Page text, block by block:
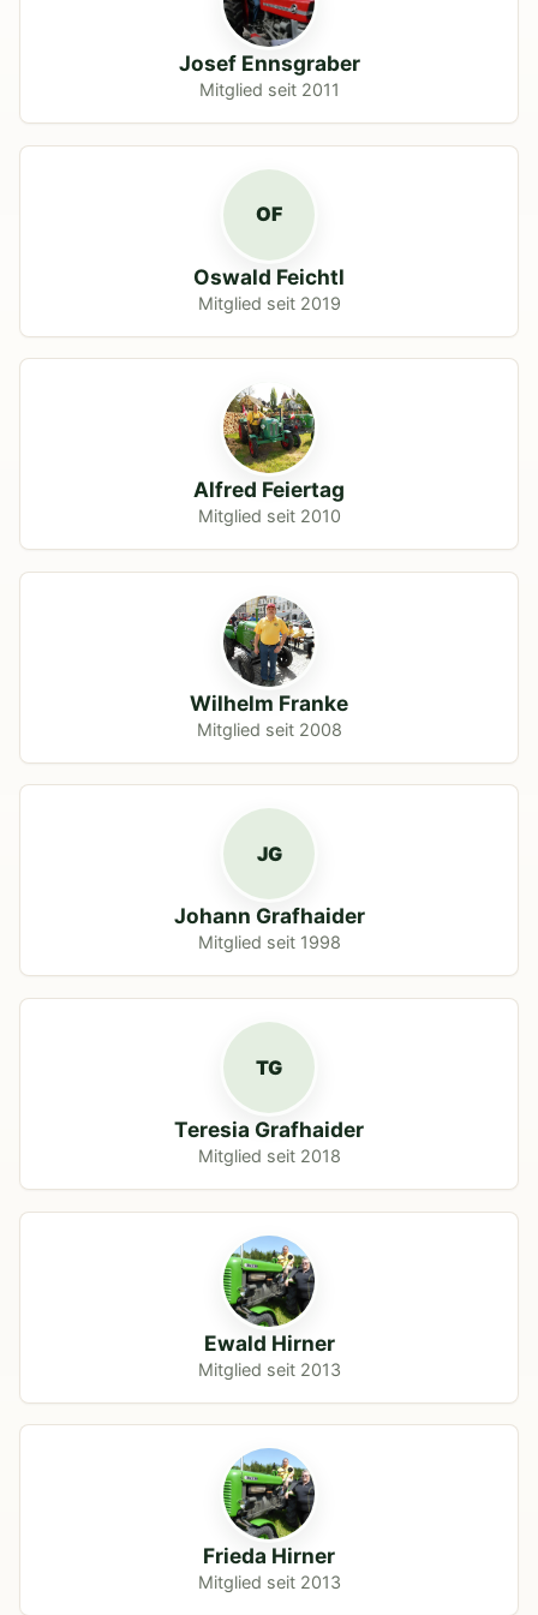
Josef Ennsgraber
Mitglied seit 2011
OF
Oswald Feichtl
Mitglied seit 2019
Alfred Feiertag
Mitglied seit 2010
Wilhelm Franke
Mitglied seit 2008
JG
Johann Grafhaider
Mitglied seit 1998
TG
Teresia Grafhaider
Mitglied seit 2018
Ewald Hirner
Mitglied seit 2013
Frieda Hirner
Mitglied seit 2013